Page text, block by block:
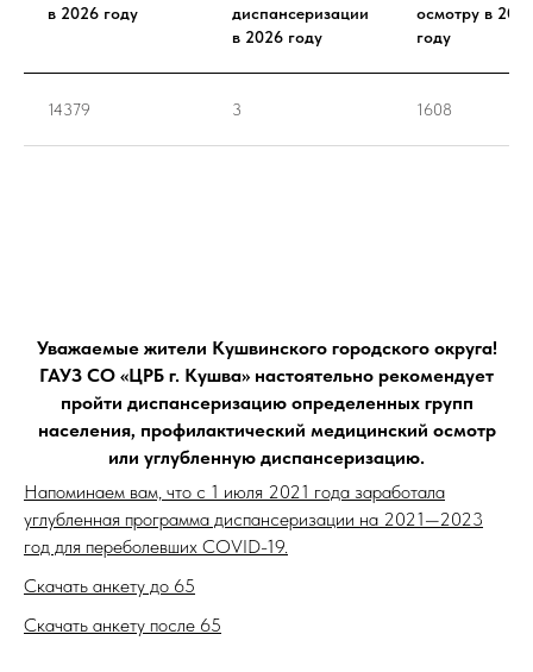
в 2026 году
диспансеризации
в 2026 году
осмотру в
году
14379 3 1608
Уважаемые жители Кушвинского городского округа!
ГАУЗ СО «ЦРБ г. Кушва» настоятельно рекомендует
пройти диспансеризацию определенных групп
населения, профилактический медицинский осмотр
или углубленную диспансеризацию.
Напоминаем вам, что с 1 июля 2021 года заработала
углубленная программа диспансеризации на 2021—2023
год для переболевших COVID-19.
Скачать анкету до 65
Скачать анкету после 65